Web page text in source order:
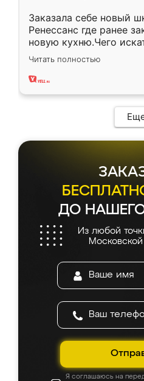
Заказала себе новый
Ренессанс где ранее
новую кухню.Чего
вполне довольна.
два года, нареканий нет.
Читать полностью
ДО
Из любой
Я соглашаюсь на